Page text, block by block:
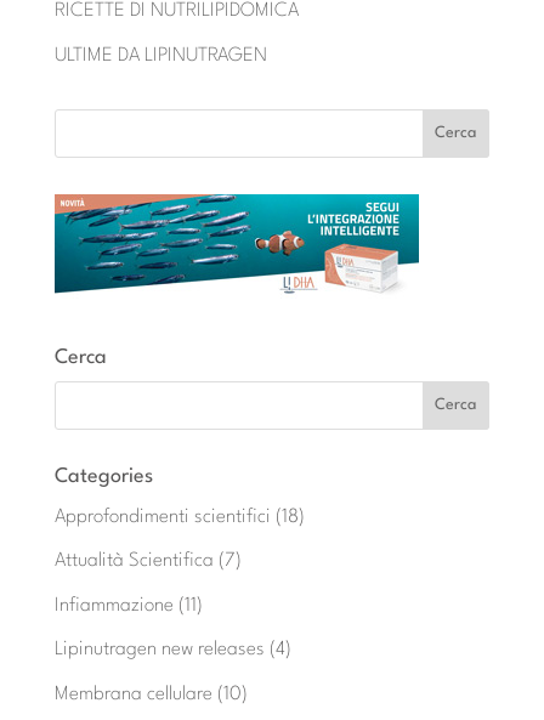
RICETTE DI NUTRILIPIDOMICA
ULTIME DA LIPINUTRAGEN
Cerca
Categories
Approfondimenti scientifici (18)
Attualità Scientifica (7)
Infiammazione (11)
Lipinutragen new releases (4)
Membrana cellulare (10)